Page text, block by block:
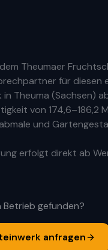
Theumaer
für diesen
Theuma (Sachsen)
von 174,6–186,2
und
erfolgt direkt ab
Betrieb gefunden?
anfragen